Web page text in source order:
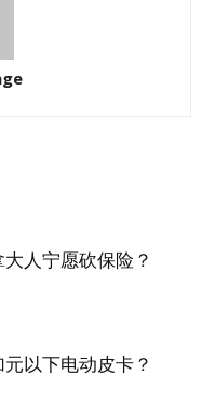
人宁愿砍保险？
以下电动皮卡？